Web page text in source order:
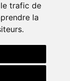
trafic de
la